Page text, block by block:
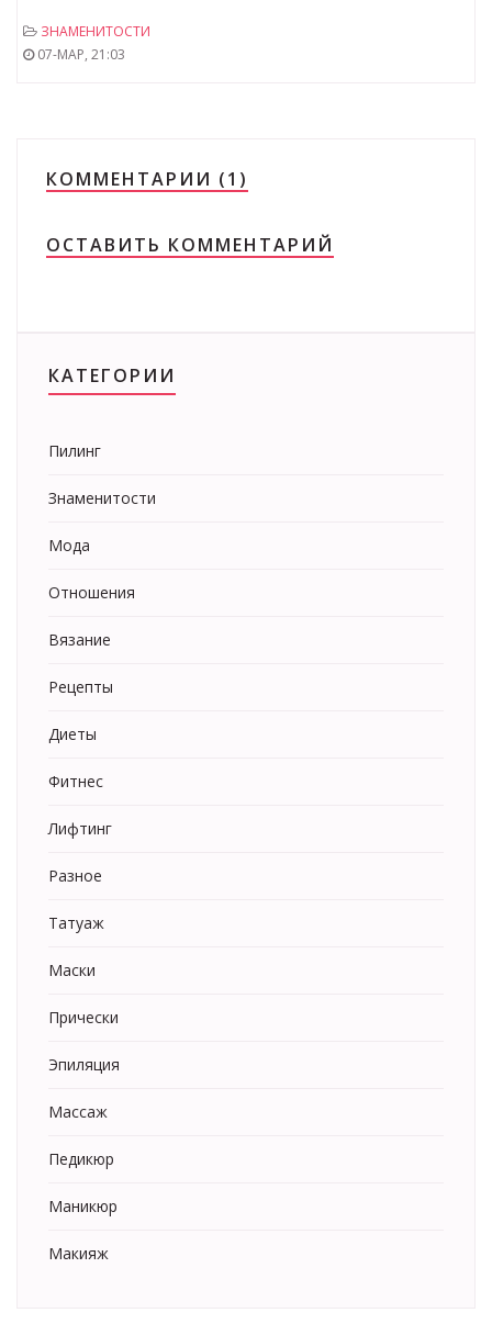
ЗНАМЕНИТОСТИ
07-МАР, 21:03
КОММЕНТАРИИ (1)
ОСТАВИТЬ КОММЕНТАРИЙ
КАТЕГОРИИ
Пилинг
Знаменитости
Мода
Отношения
Вязание
Рецепты
Диеты
Фитнес
Лифтинг
Разное
Татуаж
Маски
Прически
Эпиляция
Массаж
Педикюр
Маникюр
Макияж